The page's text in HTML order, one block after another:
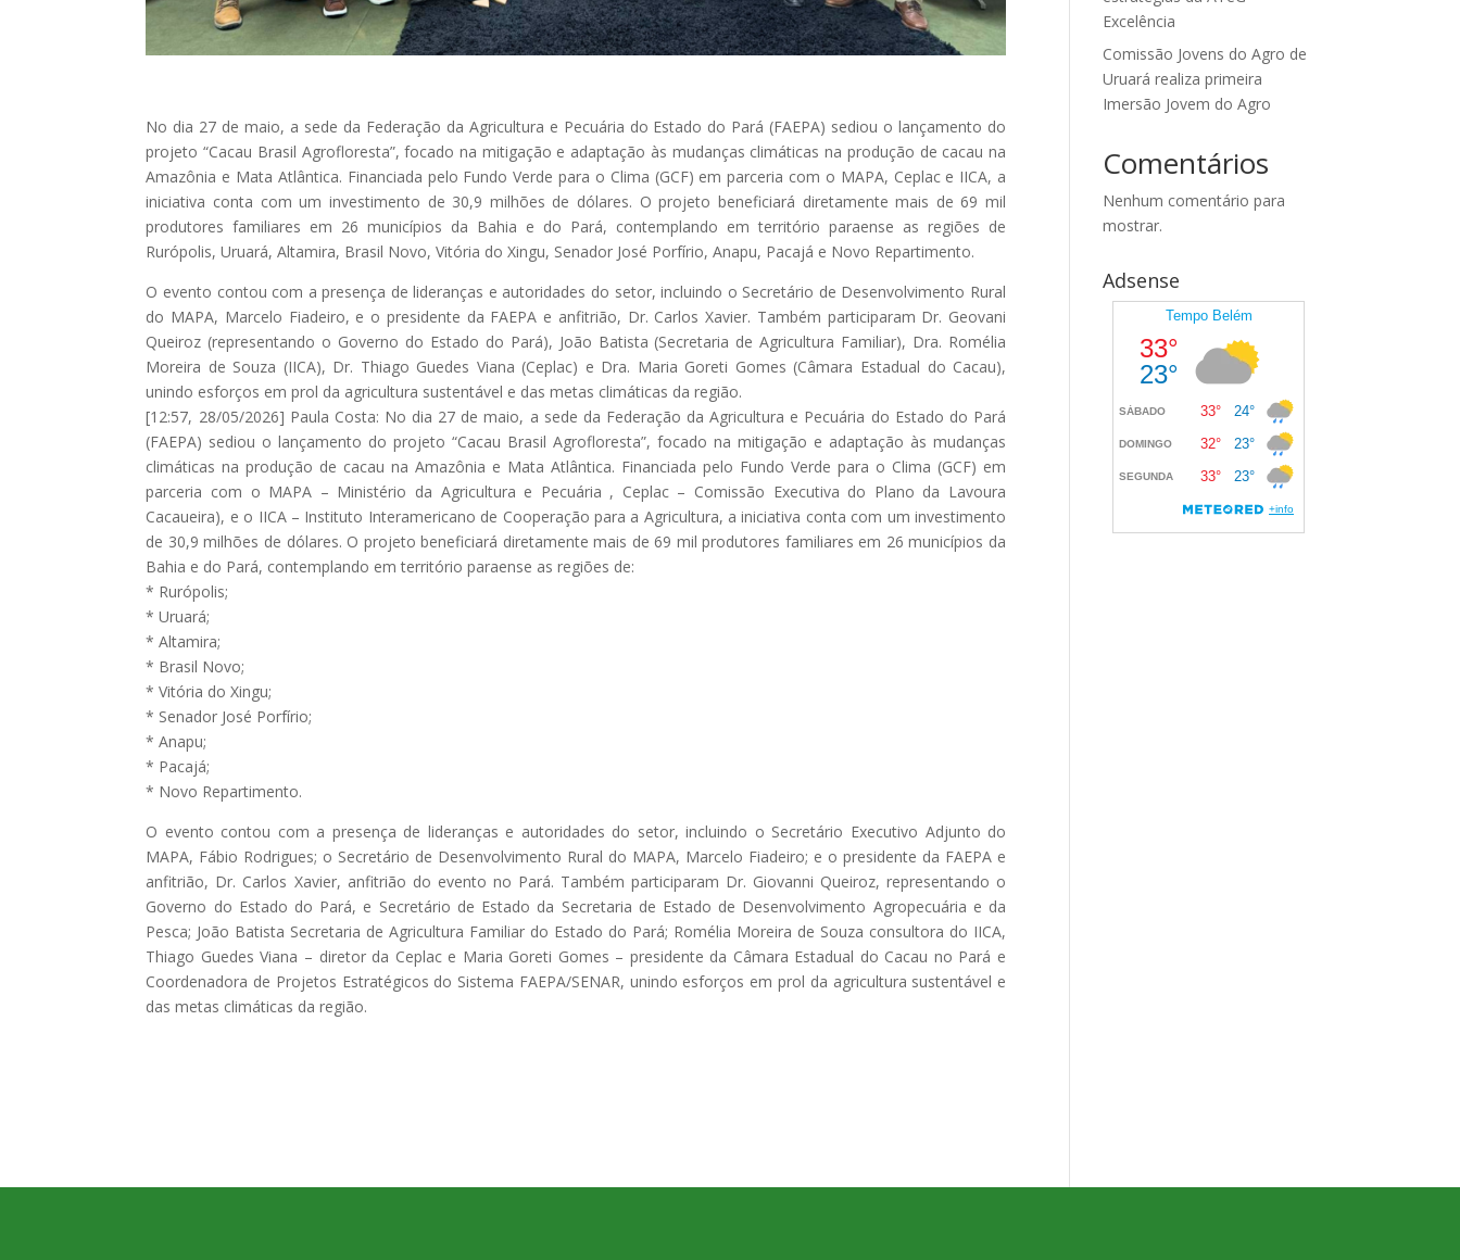
No dia 27 de maio, a sede da Federação da Agricultura e Pecuária do Estado do Pará (FAEPA) sediou o lançamento do
projeto “Cacau Brasil Agrofloresta”, focado na mitigação e adaptação às mudanças climáticas na produção de cacau na
Amazônia e Mata Atlântica. Financiada pelo Fundo Verde para o Clima (GCF) em parceria com o MAPA, Ceplac e IICA, a
iniciativa conta com um investimento de 30,9 milhões de dólares. O projeto beneficiará diretamente mais de 69 mil
produtores familiares em 26 municípios da Bahia e do Pará, contemplando em território paraense as regiões de
Rurópolis, Uruará, Altamira, Brasil Novo, Vitória do Xingu, Senador José Porfírio, Anapu, Pacajá e Novo Repartimento.
O evento contou com a presença de lideranças e autoridades do setor, incluindo o Secretário de Desenvolvimento Rural
do MAPA, Marcelo Fiadeiro, e o presidente da FAEPA e anfitrião, Dr. Carlos Xavier. Também participaram Dr. Geovani
Queiroz (representando o Governo do Estado do Pará), João Batista (Secretaria de Agricultura Familiar), Dra. Romélia
Moreira de Souza (IICA), Dr. Thiago Guedes Viana (Ceplac) e Dra. Maria Goreti Gomes (Câmara Estadual do Cacau),
unindo esforços em prol da agricultura sustentável e das metas climáticas da região.
[12:57, 28/05/2026] Paula Costa: No dia 27 de maio, a sede da Federação da Agricultura e Pecuária do Estado do Pará
(FAEPA) sediou o lançamento do projeto “Cacau Brasil Agrofloresta”, focado na mitigação e adaptação às mudanças
climáticas na produção de cacau na Amazônia e Mata Atlântica. Financiada pelo Fundo Verde para o Clima (GCF) em
parceria com o MAPA – Ministério da Agricultura e Pecuária , Ceplac – Comissão Executiva do Plano da Lavoura
Cacaueira), e o IICA – Instituto Interamericano de Cooperação para a Agricultura, a iniciativa conta com um investimento
de 30,9 milhões de dólares. O projeto beneficiará diretamente mais de 69 mil produtores familiares em 26 municípios da
Bahia e do Pará, contemplando em território paraense as regiões de:
* Rurópolis;
* Uruará;
* Altamira;
* Brasil Novo;
* Vitória do Xingu;
* Senador José Porfírio;
* Anapu;
* Pacajá;
* Novo Repartimento.
O evento contou com a presença de lideranças e autoridades do setor, incluindo o Secretário Executivo Adjunto do
MAPA, Fábio Rodrigues; o Secretário de Desenvolvimento Rural do MAPA, Marcelo Fiadeiro; e o presidente da FAEPA e
anfitrião, Dr. Carlos Xavier, anfitrião do evento no Pará. Também participaram Dr. Giovanni Queiroz, representando o
Governo do Estado do Pará, e Secretário de Estado da Secretaria de Estado de Desenvolvimento Agropecuária e da
Pesca; João Batista Secretaria de Agricultura Familiar do Estado do Pará; Romélia Moreira de Souza consultora do IICA,
Thiago Guedes Viana – diretor da Ceplac e Maria Goreti Gomes – presidente da Câmara Estadual do Cacau no Pará e
Coordenadora de Projetos Estratégicos do Sistema FAEPA/SENAR, unindo esforços em prol da agricultura sustentável e
das metas climáticas da região.
Excelência
Comissão Jovens do Agro de
Uruará realiza primeira
Imersão Jovem do Agro
Comentários
Nenhum comentário para
mostrar.
Adsense